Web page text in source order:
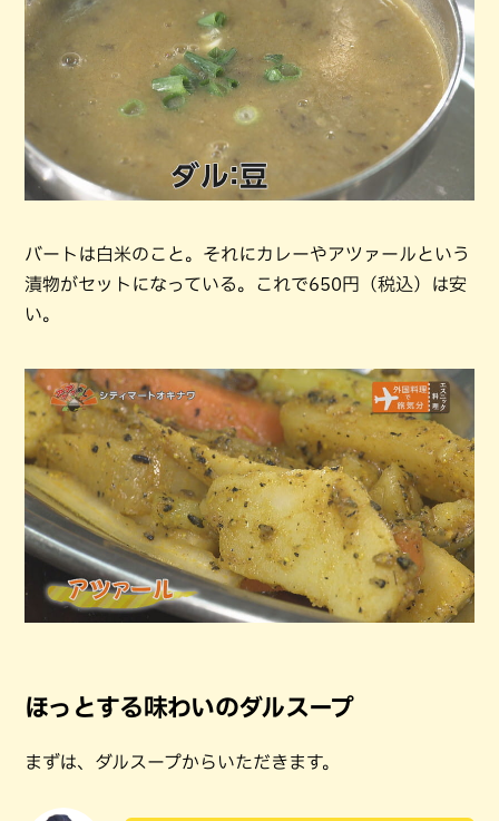
バートは白米のこと。それにカレーやアツァールという
漬物がセットになっている。これで650円（税込）は安
い。
ほっとする味わいのダルスープ
まずは、ダルスープからいただきます。